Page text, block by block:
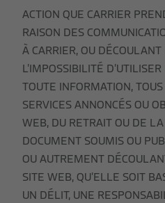
ACTION QUE CARRIER
RAISON DES
À CARRIER, OU
L’IMPOSSIBILITÉ
TOUTE INFORMATION,
SERVICES ANNONCÉS OU
WEB, DU RETRAIT OU DE
DOCUMENT SOUMIS OU
OU AUTREMENT
SITE WEB, QU’ELLE SOIT
UN DÉLIT, UNE